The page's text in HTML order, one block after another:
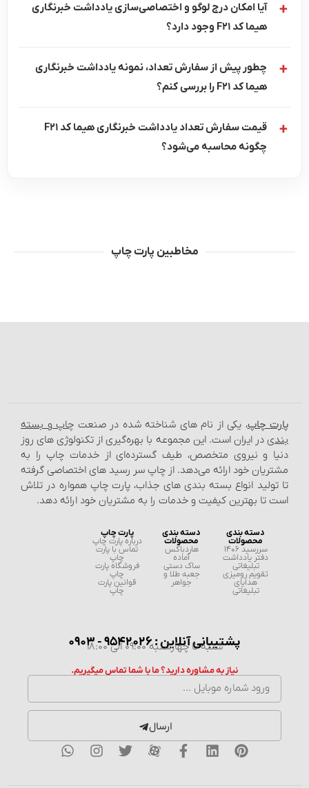
آیا امکان درج لوگو و اختصاصی‌سازی یادداشت خبرنگاری
هیما کد F21 وجود دارد؟
چطور پیش از سفارش تعداد، نمونه یادداشت خبرنگاری
هیما کد F21 را بررسی کنم؟
قیمت سفارش تعداد یادداشت خبرنگاری هیما کد F21
چگونه محاسبه می‌شود؟
مخاطبین پارت چاپ
پارت چاپ، یکی از نام‌ های شناخته شده در صنعتچاپ و بسته‌
بندیدر ایران است. این مجموعه با بهره‌گیری از تکنولوژی‌ های روز
دنیا و نیروی متخصص، طیف گسترده‌ای از خدمات چاپ را به
مشتریان خود ارائه می‌دهد. از چاپ سر رسید های اختصاصی گرفته
تا تولید انواع بسته‌ بندی‌ های جذاب، پارت چاپ همواره در تلاش
است تا بهترین کیفیت و خدمات را به مشتریان خود ارائه دهد.
دسته بندی
محصولات
سررسید 1406
دفتر یادداشت
تبلیغاتی
تقویم رومیزی
هدایای
تبلیغاتی
دسته بندی
محصولات
هاردباکس
آماده
ساک دستی
جعبه طلا و
جواهر
پارت چاپ
درباره پارت چاپ
تماس با پارت
چاپ
فروشگاه پارت
چاپ
قوانین پارت
چاپ
پشتیبانی آنلاین : 9542026 - 0903
شنبه تا چهارشنبه 09:00 الی 18:00
نیاز به مشاوره دارید؟ ما با شما تماس میگیریم.
ارسال